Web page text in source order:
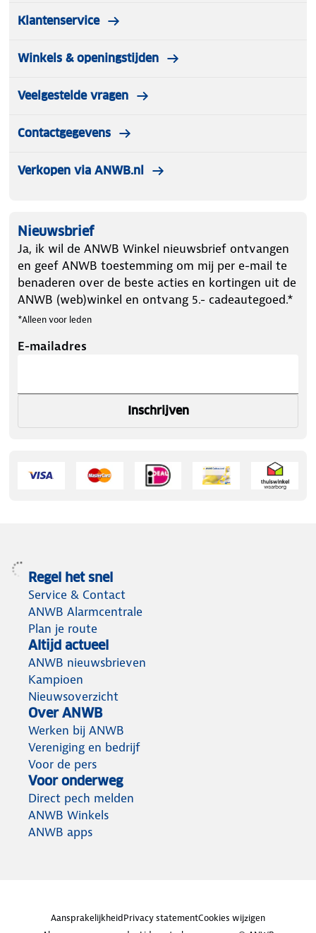
Klantenservice
Winkels & openingstijden
Veelgestelde vragen
Contactgegevens
Verkopen via ANWB.nl
Nieuwsbrief
Ja, ik wil de ANWB Winkel nieuwsbrief ontvangen
en geef ANWB toestemming om mij per e-mail te
benaderen over de beste acties en kortingen uit de
ANWB (web)winkel en ontvang 5.- cadeautegoed.*
*Alleen voor leden
E-mailadres
Inschrijven
Regel het snel
Service & Contact
ANWB Alarmcentrale
Plan je route
Altijd actueel
ANWB nieuwsbrieven
Kampioen
Nieuwsoverzicht
Over ANWB
Werken bij ANWB
Vereniging en bedrijf
Voor de pers
Voor onderweg
Direct pech melden
ANWB Winkels
ANWB apps
AansprakelijkheidPrivacy statementCookies wijzigen